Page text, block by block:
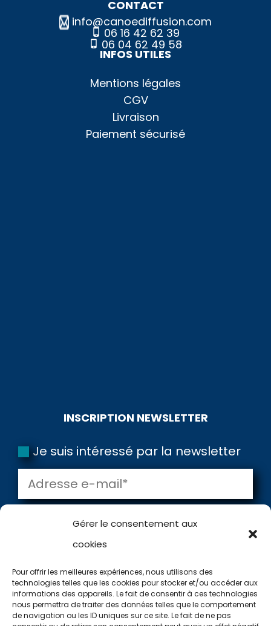
Gérer le consentement aux
cookies
Pour offrir les meilleures expériences, nous utilisons des
technologies telles que les cookies pour stocker et/ou accéder aux
informations des appareils. Le fait de consentir à ces technologies
nous permettra de traiter des données telles que le comportement
de navigation ou les ID uniques sur ce site. Le fait de ne pas
CONTACT
06 16 42 62 39
06 04 62 49 58
info@canoediffusion.com
INFOS UTILES
Mentions légales
CGV
Livraison
Paiement sécurisé
INSCRIPTION NEWSLETTER
Je suis intéressé par la newsletter
3 + 7= VALIDER
1 Votre niveau
2 Type d'eau